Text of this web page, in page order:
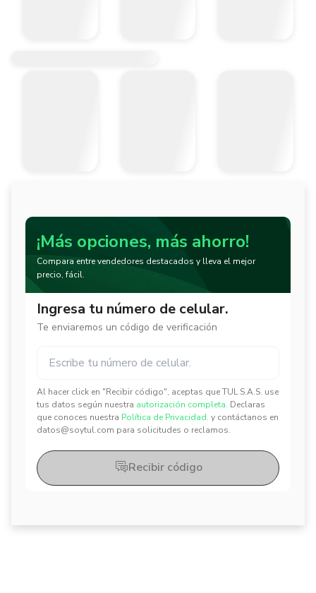
¡Más opciones, más ahorro!
Compara entre vendedores destacados y lleva el mejor
precio, fácil.
Ingresa tu número de celular.
Te enviaremos un código de verificación
Al hacer click en "Recibir código", aceptas que TUL S.A.S. use
tus datos según nuestra autorización completa. Declaras
que conoces nuestra Política de Privacidad. y contáctanos en
datos@soytul.com para solicitudes o reclamos.
✕
✕
Recibir código